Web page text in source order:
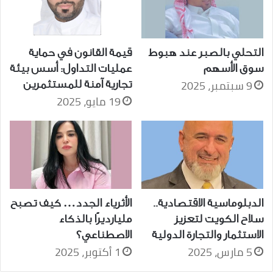
التحلي بالصبر عند هبوط
سوق الأسهم
9 سبتمبر، 2025
قيمة القانون في حماية
عمليات التداول: أسس بيئة
تجارية آمنة للمستثمرين
19 مايو، 2025
الدبلوماسية الاقتصادية..
سلاح الكويت لتعزيز
الاستثمار والتجارة الدولية
5 مارس، 2025
الأثرياء الجدد… كيف تصبح
مليارديرًا بالذكاء
الاصطناعي؟
1 أكتوبر، 2025